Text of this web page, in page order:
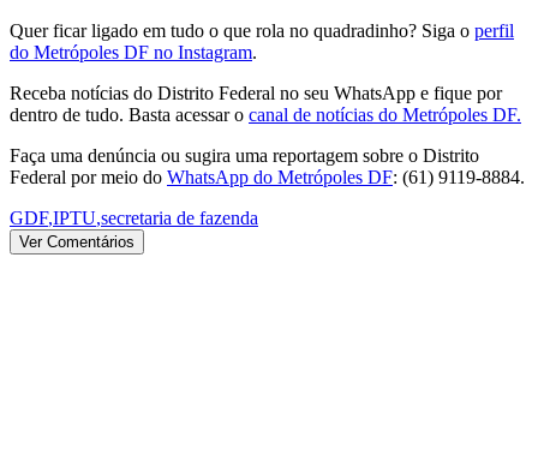
Quer ficar ligado em tudo o que rola no quadradinho? Siga o perfil
do Metrópoles DF no Instagram.
Receba notícias do Distrito Federal no seu WhatsApp e fique por
dentro de tudo. Basta acessar o canal de notícias do Metrópoles DF.
Faça uma denúncia ou sugira uma reportagem sobre o Distrito
Federal por meio do WhatsApp do Metrópoles DF: (61) 9119-8884.
GDF,IPTU,secretaria de fazenda
Ver Comentários